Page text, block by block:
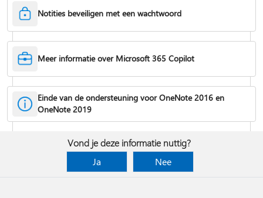
Een nieuw notitieblok maken
Wiskundige vergelijkingen converteren en oplossen
Een takenlijst en taken maken
Notities beveiligen met een wachtwoord
Meer informatie over Microsoft 365 Copilot
Einde van de ondersteuning voor OneNote 2016 en
OneNote 2019
Vond je deze informatie nuttig?
Ja
Nee